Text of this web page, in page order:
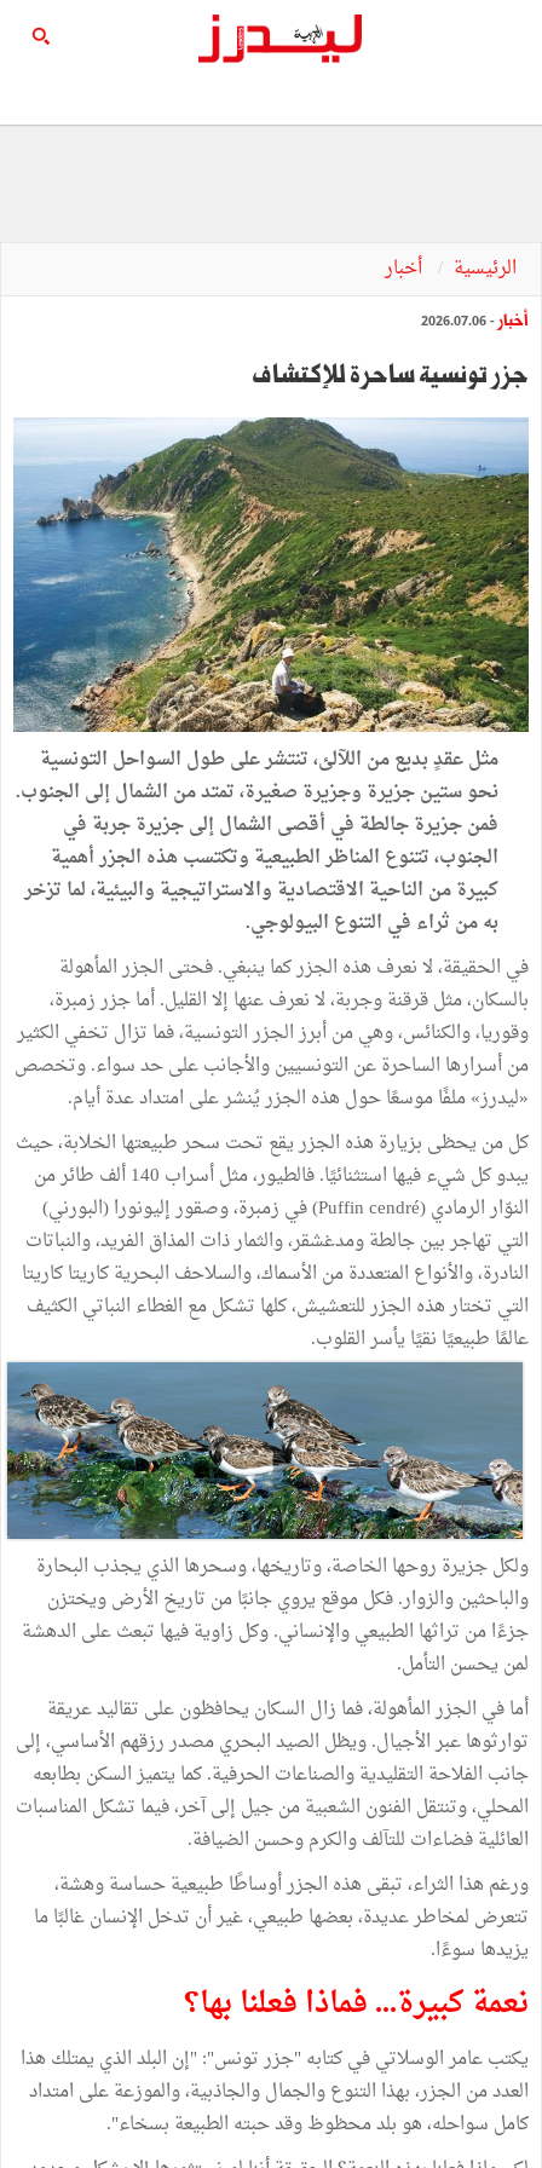
الرئيسية أخبار
أخبار - 2026.07.06
جزر تونسية ساحرة للإكتشاف
مثل عقدٍ بديع من اللآلئ، تنتشر على طول السواحل التونسية
نحو ستين جزيرة وجزيرة صغيرة، تمتد من الشمال إلى الجنوب.
فمن جزيرة جالطة في أقصى الشمال إلى جزيرة جربة في
الجنوب، تتنوع المناظر الطبيعية وتكتسب هذه الجزر أهمية
كبيرة من الناحية الاقتصادية والاستراتيجية والبيئية، لما تزخر
به من ثراء في التنوع البيولوجي.
في الحقيقة، لا نعرف هذه الجزر كما ينبغي. فحتى الجزر المأهولة
بالسكان، مثل قرقنة وجربة، لا نعرف عنها إلا القليل. أما جزر زمبرة،
وقوريا، والكنائس، وهي من أبرز الجزر التونسية، فما تزال تخفي الكثير
من أسرارها الساحرة عن التونسيين والأجانب على حد سواء. وتخصص
«ليدرز» ملفًا موسعًا حول هذه الجزر يُنشر على امتداد عدة أيام.
كل من يحظى بزيارة هذه الجزر يقع تحت سحر طبيعتها الخلابة، حيث
يبدو كل شيء فيها استثنائيًا. فالطيور، مثل أسراب 140 ألف طائر من
النوّار الرمادي (Puffin cendré) في زمبرة، وصقور إليونورا (البورني)
التي تهاجر بين جالطة ومدغشقر، والثمار ذات المذاق الفريد، والنباتات
النادرة، والأنواع المتعددة من الأسماك، والسلاحف البحرية كاريتا كاريتا
التي تختار هذه الجزر للتعشيش، كلها تشكل مع الغطاء النباتي الكثيف
عالمًا طبيعيًا نقيًا يأسر القلوب.
ولكل جزيرة روحها الخاصة، وتاريخها، وسحرها الذي يجذب البحارة
والباحثين والزوار. فكل موقع يروي جانبًا من تاريخ الأرض ويختزن
جزءًا من تراثها الطبيعي والإنساني. وكل زاوية فيها تبعث على الدهشة
لمن يحسن التأمل.
أما في الجزر المأهولة، فما زال السكان يحافظون على تقاليد عريقة
توارثوها عبر الأجيال. ويظل الصيد البحري مصدر رزقهم الأساسي، إلى
جانب الفلاحة التقليدية والصناعات الحرفية. كما يتميز السكن بطابعه
المحلي، وتنتقل الفنون الشعبية من جيل إلى آخر، فيما تشكل المناسبات
العائلية فضاءات للتآلف والكرم وحسن الضيافة.
ورغم هذا الثراء، تبقى هذه الجزر أوساطًا طبيعية حساسة وهشة،
تتعرض لمخاطر عديدة، بعضها طبيعي، غير أن تدخل الإنسان غالبًا ما
يزيدها سوءًا.
نعمة كبيرة... فماذا فعلنا بها؟
يكتب عامر الوسلاتي في كتابه "جزر تونس": "إن البلد الذي يمتلك هذا
العدد من الجزر، بهذا التنوع والجمال والجاذبية، والموزعة على امتداد
كامل سواحله، هو بلد محظوظ وقد حبته الطبيعة بسخاء".